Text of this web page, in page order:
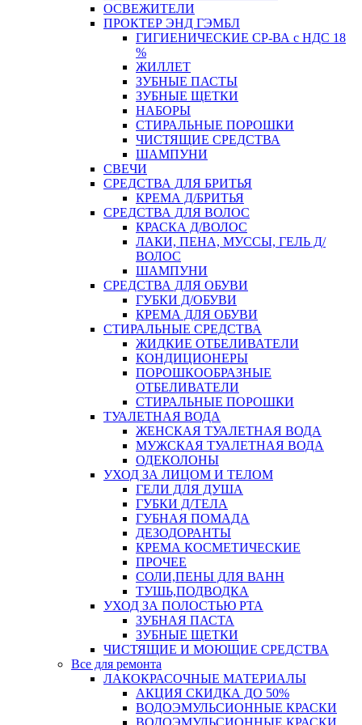
ОСВЕЖИТЕЛИ
ПРОКТЕР ЭНД ГЭМБЛ
ГИГИЕНИЧЕСКИЕ СР-ВА с НДС 18
%
ЖИЛЛЕТ
ЗУБНЫЕ ПАСТЫ
ЗУБНЫЕ ЩЕТКИ
НАБОРЫ
СТИРАЛЬНЫЕ ПОРОШКИ
ЧИСТЯЩИЕ СРЕДСТВА
ШАМПУНИ
СВЕЧИ
СРЕДСТВА ДЛЯ БРИТЬЯ
КРЕМА Д/БРИТЬЯ
СРЕДСТВА ДЛЯ ВОЛОС
КРАСКА Д/ВОЛОС
ЛАКИ, ПЕНА, МУССЫ, ГЕЛЬ Д/
ВОЛОС
ШАМПУНИ
СРЕДСТВА ДЛЯ ОБУВИ
ГУБКИ Д/ОБУВИ
КРЕМА ДЛЯ ОБУВИ
СТИРАЛЬНЫЕ СРЕДСТВА
ЖИДКИЕ ОТБЕЛИВАТЕЛИ
КОНДИЦИОНЕРЫ
ПОРОШКООБРАЗНЫЕ
ОТБЕЛИВАТЕЛИ
СТИРАЛЬНЫЕ ПОРОШКИ
ТУАЛЕТНАЯ ВОДА
ЖЕНСКАЯ ТУАЛЕТНАЯ ВОДА
МУЖСКАЯ ТУАЛЕТНАЯ ВОДА
ОДЕКОЛОНЫ
УХОД ЗА ЛИЦОМ И ТЕЛОМ
ГЕЛИ ДЛЯ ДУША
ГУБКИ Д/ТЕЛА
ГУБНАЯ ПОМАДА
ДЕЗОДОРАНТЫ
КРЕМА КОСМЕТИЧЕСКИЕ
ПРОЧЕЕ
СОЛИ,ПЕНЫ ДЛЯ ВАНН
ТУШЬ,ПОДВОДКА
УХОД ЗА ПОЛОСТЬЮ РТА
ЗУБНАЯ ПАСТА
ЗУБНЫЕ ЩЕТКИ
ЧИСТЯЩИЕ И МОЮЩИЕ СРЕДСТВА
Все для ремонта
ЛАКОКРАСОЧНЫЕ МАТЕРИАЛЫ
АКЦИЯ СКИДКА ДО 50%
ВОДОЭМУЛЬСИОННЫЕ КРАСКИ